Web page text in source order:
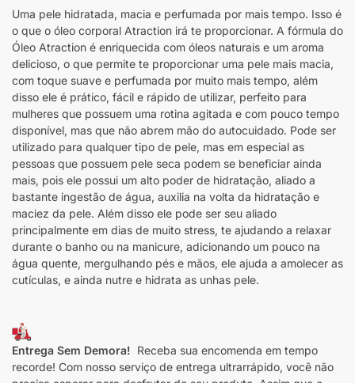
Uma pele hidratada, macia e perfumada por mais tempo. Isso é
o que o óleo corporal Atraction irá te proporcionar. A fórmula do
Óleo Atraction é enriquecida com óleos naturais e um aroma
delicioso, o que permite te proporcionar uma pele mais macia,
com toque suave e perfumada por muito mais tempo, além
disso ele é prático, fácil e rápido de utilizar, perfeito para
mulheres que possuem uma rotina agitada e com pouco tempo
disponível, mas que não abrem mão do autocuidado. Pode ser
utilizado para qualquer tipo de pele, mas em especial as
pessoas que possuem pele seca podem se beneficiar ainda
mais, pois ele possui um alto poder de hidratação, aliado a
bastante ingestão de água, auxilia na volta da hidratação e
maciez da pele. Além disso ele pode ser seu aliado
principalmente em dias de muito stress, te ajudando a relaxar
durante o banho ou na manicure, adicionando um pouco na
água quente, mergulhando pés e mãos, ele ajuda a amolecer as
cutículas, e ainda nutre e hidrata as unhas pele.
Entrega Sem Demora! Receba sua encomenda em tempo
recorde! Com nosso serviço de entrega ultrarrápido, você não